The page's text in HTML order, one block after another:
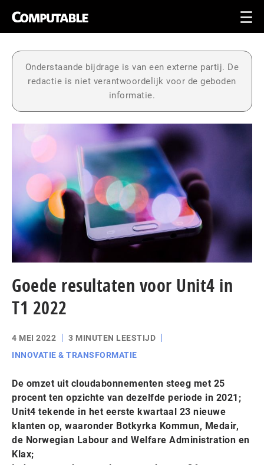
Onderstaande bijdrage is van een externe partij. De
redactie is niet verantwoordelijk voor de geboden
informatie.
Goede resultaten voor Unit4 in
T1 2022
4 MEI 2022
3 MINUTEN LEESTIJD
INNOVATIE & TRANSFORMATIE
De omzet uit cloudabonnementen steeg met 25
procent ten opzichte van dezelfde periode in 2021;
Unit4 tekende in het eerste kwartaal 23 nieuwe
klanten op, waaronder Botkyrka Kommun, Medair,
de Norwegian Labour and Welfare Administration en
Klax;